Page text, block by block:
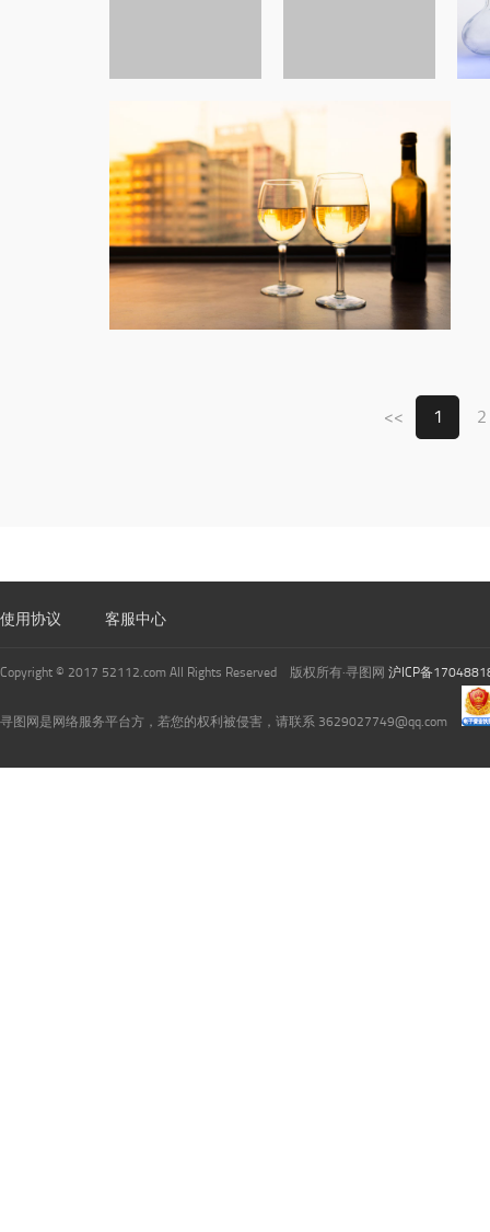
<< 1 2
使用协议 客服中心
Copyright © 2017 52112.com All Rights Reserved 版权所有·寻图网 沪ICP备
寻图网是网络服务平台方，若您的权利被侵害，请联系 3629027749@qq.com